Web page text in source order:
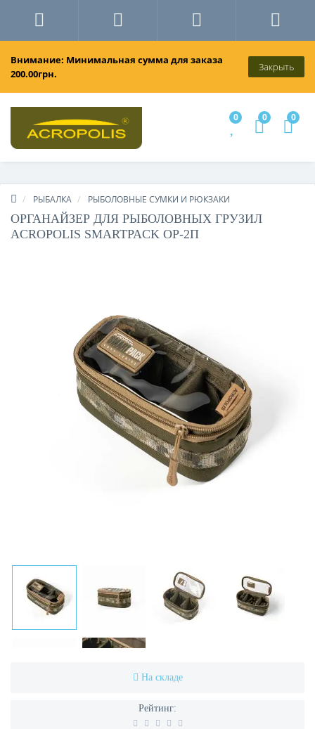
Внимание: Минимальная сумма для заказа
200.00грн.
Закрыть
0 0 0
РЫБАЛКА РЫБОЛОВНЫЕ СУМКИ И РЮКЗАКИ
ОРГАНАЙЗЕР ДЛЯ РЫБОЛОВНЫХ ГРУЗИЛ
ACROPOLIS SMARTPACK ОР-2П
На складе
Рейтинг: